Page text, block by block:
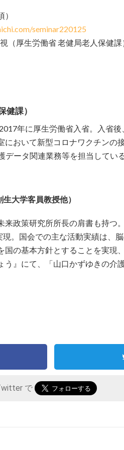
seminar220125
（厚生労働省 老健局老人保健
健課）
年に厚生労働省入省。入省
において新型コロナワクチンの
ータ関連業務等を担当している
大学客員教授他）
政策研究所所長の肩書も持つ
。国会での主な活動実績は、
国の基本方針とすることを実現
う』にて、「山口かずゆきの介
で